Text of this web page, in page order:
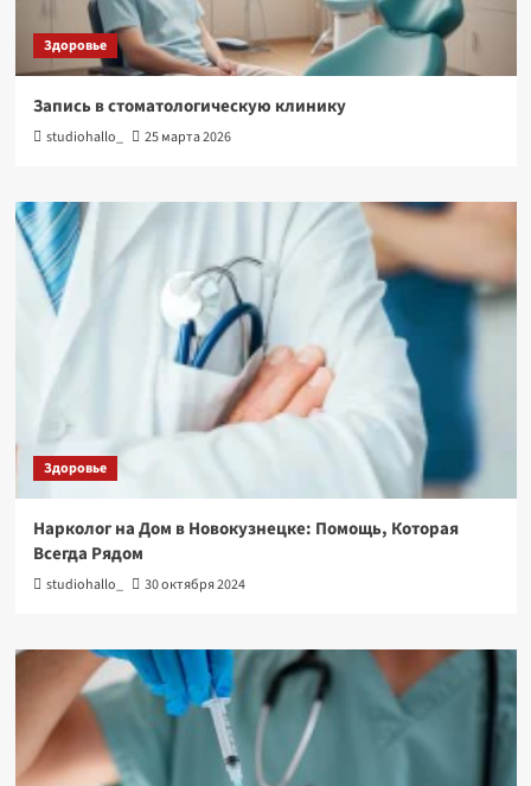
Здоровье
Запись в стоматологическую клинику
studiohallo_ 25 марта 2026
Здоровье
Нарколог на Дом в Новокузнецке: Помощь, Которая
Всегда Рядом
studiohallo_ 30 октября 2024